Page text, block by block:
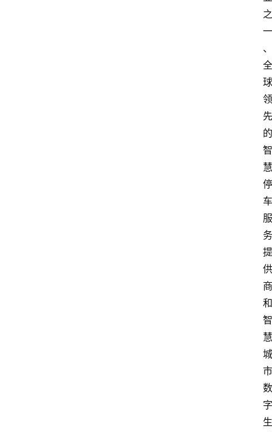
之
一
、
全
球
领
先
的
智
慧
停
车
服
务
提
供
商
和
智
慧
城
市
数
字
生